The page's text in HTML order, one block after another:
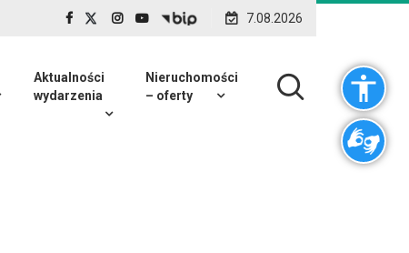
7.08.2026
Aktualności
wydarzenia
Nieruchomości
– oferty